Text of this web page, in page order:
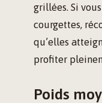
grillées. Si
courgettes,
qu’elles
profiter
Poids